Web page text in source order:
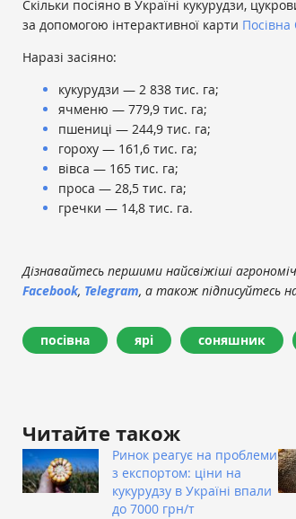
Скільки посіяно в Україні кукурудзи,
за допомогою інтерактивної карти
Наразі засіяно:
кукурудзи — 2 838 тис. га;
ячменю — 779,9 тис. га;
пшениці — 244,9 тис. га;
гороху — 161,6 тис. га;
вівса — 165 тис. га;
проса — 28,5 тис. га;
гречки — 14,8 тис. га.
Дізнавайтесь першими найсвіжіші
Facebook, Telegram, а також підписуйтесь
посівна ярі соняшник
Читайте також
Ринок реагує на проблеми
з експортом: ціни на
кукурудзу в Україні впали
до 7000 грн/т